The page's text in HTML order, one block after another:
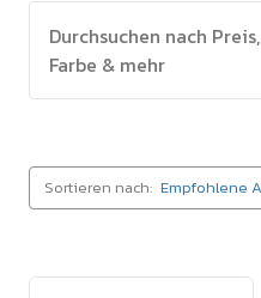
Durchsuchen nach Preis,
Farbe & mehr
Sortieren nach: